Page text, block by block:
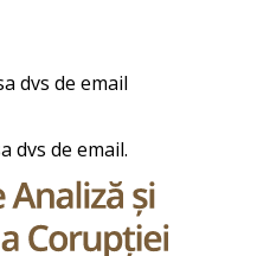
dvs de email
dvs de email.